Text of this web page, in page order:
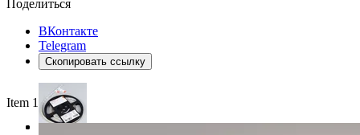
Поделиться
ВКонтакте
Telegram
Скопировать ссылку
Item 1 of 3